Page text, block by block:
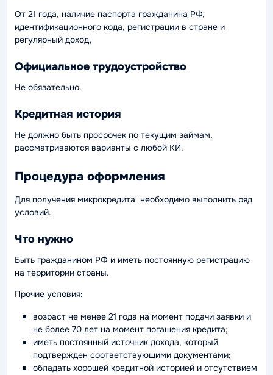
От 21 года, наличие паспорта гражданина РФ,
идентификационного кода, регистрации в стране и
регулярный доход,
Официальное трудоустройство
Не обязательно.
Кредитная история
Не должно быть просрочек по текущим займам,
рассматриваются варианты с любой КИ.
Процедура оформления
Для получения микрокредита необходимо выполнить ряд
условий.
Что нужно
Быть гражданином РФ и иметь постоянную регистрацию
на территории страны.
Прочие условия:
возраст не менее 21 года на момент подачи заявки и
не более 70 лет на момент погашения кредита;
иметь постоянный источник дохода, который
подтвержден соответствующими документами;
обладать хорошей кредитной историей и отсутствием